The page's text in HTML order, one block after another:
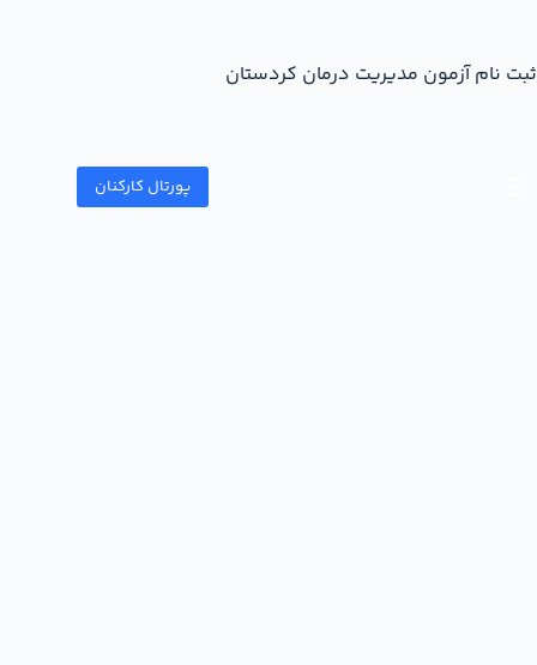
پورتال کارکنان
ثبت نام آزمون مدیریت درمان کردستان